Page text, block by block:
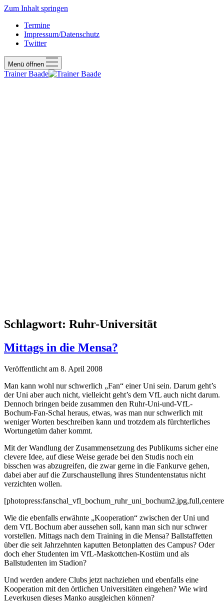
Zum Inhalt springen
Termine
Impressum/Datenschutz
Twitter
Menü öffnen
Trainer Baade
Schlagwort: Ruhr-Universität
Mittags in die Mensa?
Veröffentlicht am 8. April 2008
Man kann wohl nur schwerlich „Fan“ einer Uni sein. Darum geht’s
der Uni aber auch nicht, vielleicht geht’s dem VfL auch nicht darum.
Dennoch bringen beide zusammen den Ruhr-Uni-und-VfL-
Bochum-Fan-Schal heraus, etwas, was man nur schwerlich mit
weniger Worten beschreiben kann und trotzdem als fürchterliches
Wortungetüm daher kommt.
Mit der Wandlung der Zusammensetzung des Publikums sicher eine
clevere Idee, auf diese Weise gerade bei den Studis noch ein
bisschen was abzugreifen, die zwar gerne in die Fankurve gehen,
dabei aber auf die Zurschaustellung ihres Stundentenstatus nicht
verzichten wollen.
Wie die ebenfalls erwähnte „Kooperation“ zwischen der Uni und
dem VfL Bochum aber aussehen soll, kann man sich nur schwer
vorstellen. Mittags nach dem Training in die Mensa? Ballstaffetten
über die seit Jahrzehnten kaputten Betonplatten des Campus? Oder
doch eher Studenten im VfL-Maskottchen-Kostüm und als
Ballstudenten im Stadion?
Und werden andere Clubs jetzt nachziehen und ebenfalls eine
Kooperation mit den örtlichen Universitäten eingehen? Wie wird
Leverkusen dieses Manko ausgleichen können?